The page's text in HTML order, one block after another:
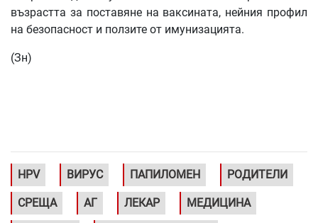
възрастта за поставяне на ваксината, нейния профил
на безопасност и ползите от имунизацията.
(Зн)
HPV ВИРУС ПАПИЛОМЕН РОДИТЕЛИ
СРЕЩА АГ ЛЕКАР МЕДИЦИНА